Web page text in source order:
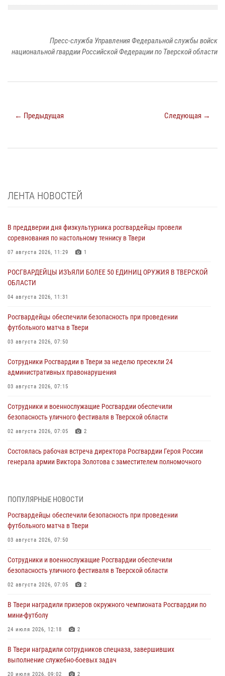
Пресс-служба Управления Федеральной службы войск
национальной гвардии Российской Федерации по Тверской области
← Предыдущая Следующая →
ЛЕНТА НОВОСТЕЙ
В преддверии дня физкультурника росгвардейцы провели
соревнования по настольному теннису в Твери
07 августа 2026, 11:29 1
РОСГВАРДЕЙЦЫ ИЗЪЯЛИ БОЛЕЕ 50 ЕДИНИЦ ОРУЖИЯ В ТВЕРСКОЙ
ОБЛАСТИ
04 августа 2026, 11:31
Росгвардейцы обеспечили безопасность при проведении
футбольного матча в Твери
03 августа 2026, 07:50
Сотрудники Росгвардии в Твери за неделю пресекли 24
административных правонарушения
03 августа 2026, 07:15
Сотрудники и военнослужащие Росгвардии обеспечили
безопасность уличного фестиваля в Тверской области
02 августа 2026, 07:05 2
Состоялась рабочая встреча директора Росгвардии Героя России
генерала армии Виктора Золотова с заместителем полномочного
31 июля 2026, 05:42 4
Росгвардейцы в Твери приняли участие в молебне, посвященном
Дню Крещения Руси
28 июля 2026, 11:30
Сотрудники вневедомственной охраны совершили 250 выездов и
пресекли 20 правонарушений за неделю в Тверской области
27 июля 2026, 08:29
В Твери наградили призеров окружного чемпионата Росгвардии по
мини-футболу
24 июля 2026, 12:18 2
Росгвардейцы оказали помощь водителю на дороге в городе Кашин
ПОПУЛЯРНЫЕ НОВОСТИ
Росгвардейцы обеспечили безопасность при проведении
футбольного матча в Твери
03 августа 2026, 07:50
Сотрудники и военнослужащие Росгвардии обеспечили
безопасность уличного фестиваля в Тверской области
02 августа 2026, 07:05 2
В Твери наградили призеров окружного чемпионата Росгвардии по
мини-футболу
24 июля 2026, 12:18 2
В Твери наградили сотрудников спецназа, завершивших
выполнение служебно-боевых задач
20 июля 2026, 09:02 2